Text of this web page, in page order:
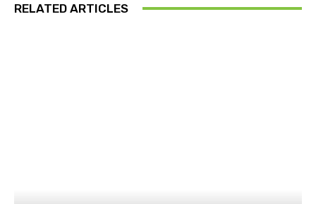
RELATED ARTICLES